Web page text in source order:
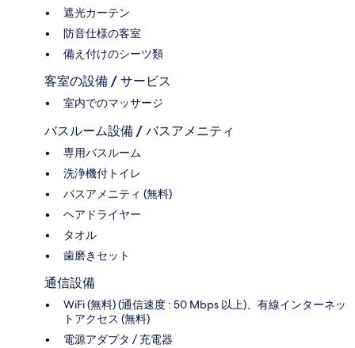
遮光カーテン
防音仕様の客室
備え付けのシーツ類
客室の設備 / サービス
室内でのマッサージ
バスルーム設備 / バスアメニティ
専用バスルーム
洗浄機付トイレ
バスアメニティ (無料)
ヘアドライヤー
タオル
歯磨きセット
通信設備
WiFi (無料) (通信速度 : 50 Mbps 以上)、有線インターネッ
トアクセス (無料)
電源アダプタ / 充電器